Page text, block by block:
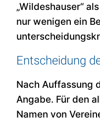
„Wildeshauser“
nur wenigen ein
Entscheidung
Nach Auffassung
Angabe. Für den
Namen von